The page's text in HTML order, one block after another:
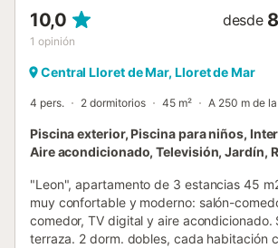
10,0
1 opinión
desde
Central Lloret de Mar, Lloret de Mar
4 pers. 2 dormitorios 45 m² A 250 m de
Piscina exterior, Piscina para niños,
Aire acondicionado, Televisión, Jardín,
"Leon", apartamento de 3 estancias 45
muy confortable y moderno: salón-
comedor, TV digital y aire acondicionado.
terraza. 2 dorm. dobles, cada habitación